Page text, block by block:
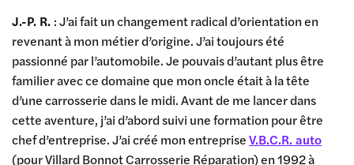
J.-P. R. : J’ai fait un changement radical d’orientation en
revenant à mon métier d’origine. J’ai toujours été
passionné par l’automobile. Je pouvais d’autant plus être
familier avec ce domaine que mon oncle était à la tête
d’une carrosserie dans le midi. Avant de me lancer dans
cette aventure, j’ai d’abord suivi une formation pour être
chef d’entreprise. J’ai créé mon entrepriseV.B.C.R. auto
(pour Villard Bonnot Carrosserie Réparation) en 1992 à